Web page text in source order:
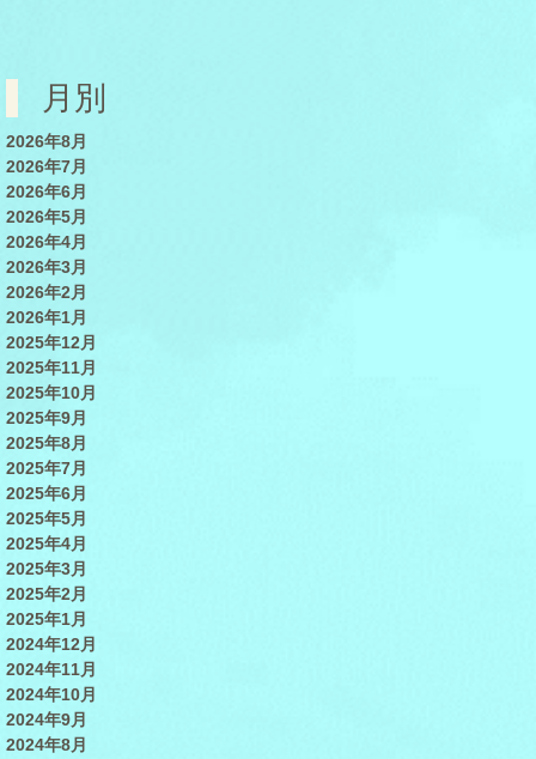
月別
2026年8月
2026年7月
2026年6月
2026年5月
2026年4月
2026年3月
2026年2月
2026年1月
2025年12月
2025年11月
2025年10月
2025年9月
2025年8月
2025年7月
2025年6月
2025年5月
2025年4月
2025年3月
2025年2月
2025年1月
2024年12月
2024年11月
2024年10月
2024年9月
2024年8月